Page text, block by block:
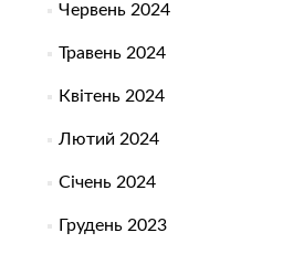
Червень 2024
Травень 2024
Квітень 2024
Лютий 2024
Січень 2024
Грудень 2023